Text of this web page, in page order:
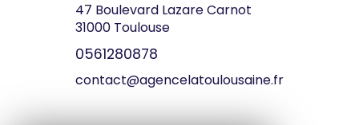
47 Boulevard Lazare Carnot
31000 Toulouse
0561280878
contact@agencelatoulousaine.fr